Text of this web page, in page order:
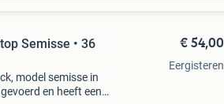
Semisse • 36
model semisse in
en heeft een
€ 54,00
Eergisteren